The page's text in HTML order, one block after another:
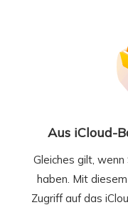
Aus iCloud-
Gleiches gilt,
haben. Mit
Zugriff auf das